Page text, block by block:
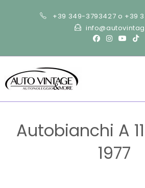
+39 349-3793427 o +39
Autobianchi A
1977